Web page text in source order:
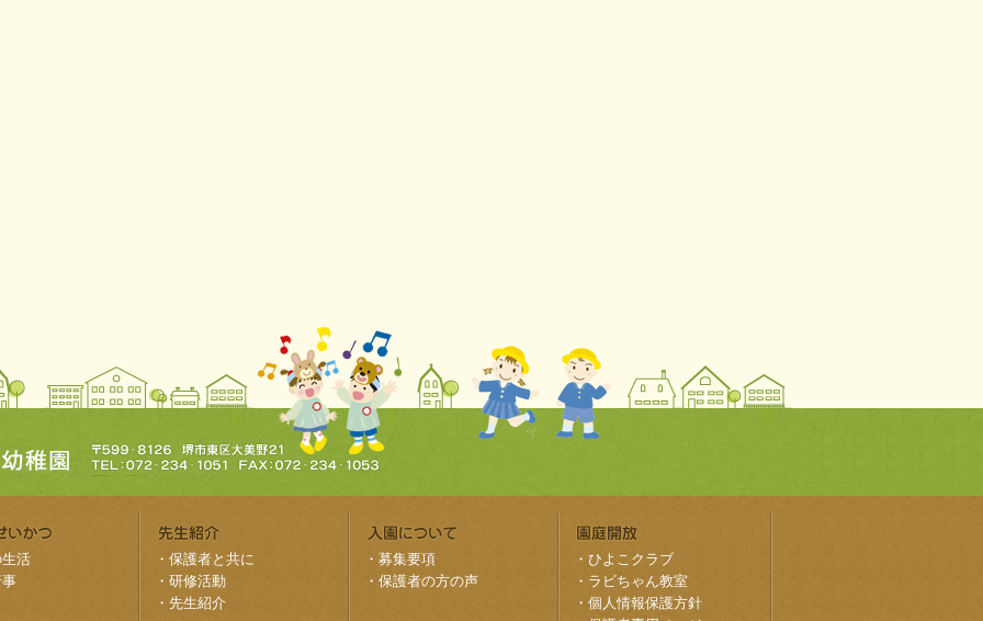
活
・ 保護者と共に
・ 研修活動
・ 先生紹介
・ 募集要項
・ 保護者の方の声
・ ひよこクラブ
・ ラビちゃん教室
・ 個人情報保護方針